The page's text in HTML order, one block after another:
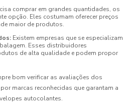
comprar em grandes quantidades, os
opção. Eles costumam oferecer preços
maior de produtos.
Existem empresas que se especializam
Esses distribuidores
de alta qualidade e podem propor
bom verificar as avaliações dos
marcas reconhecidas que garantam a
autocolantes.